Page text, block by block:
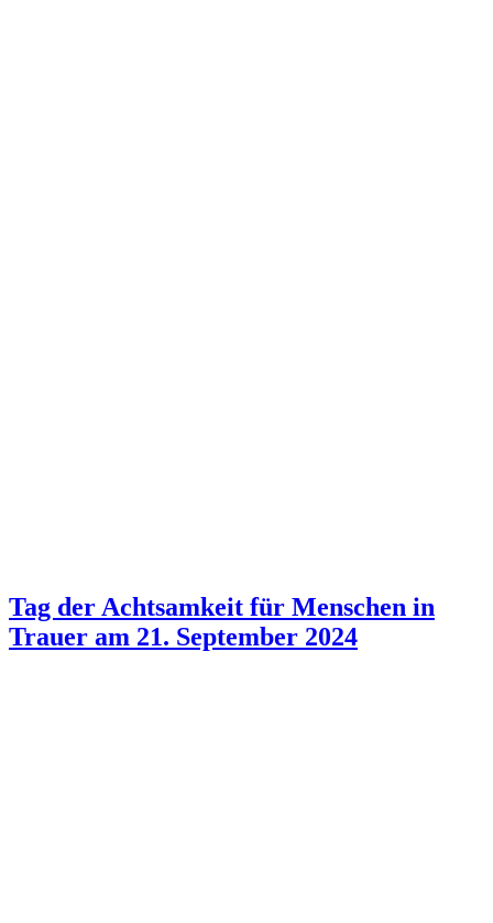
Tag der Achtsamkeit für Menschen in
Trauer am 21. September 2024